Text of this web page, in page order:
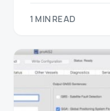
1 MIN READ